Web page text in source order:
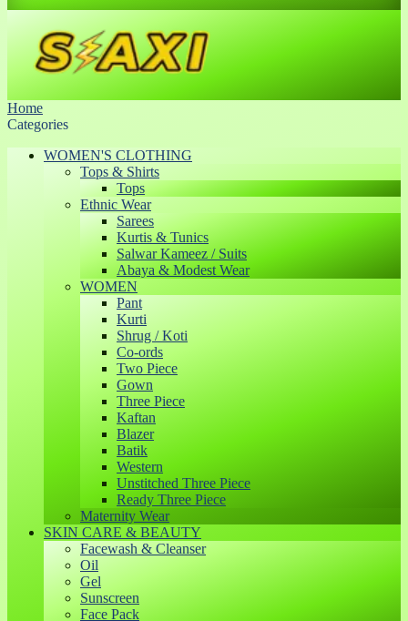
Home
Categories
WOMEN'S CLOTHING
Tops & Shirts
Tops
Ethnic Wear
Sarees
Kurtis & Tunics
Salwar Kameez / Suits
Abaya & Modest Wear
WOMEN
Pant
Kurti
Shrug / Koti
Co-ords
Two Piece
Gown
Three Piece
Kaftan
Blazer
Batik
Western
Unstitched Three Piece
Ready Three Piece
Maternity Wear
SKIN CARE & BEAUTY
Facewash & Cleanser
Oil
Gel
Sunscreen
Face Pack